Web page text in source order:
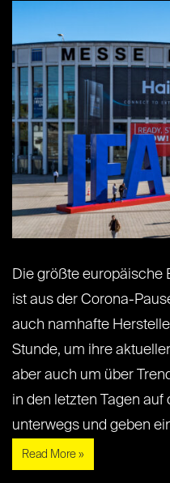
Die größte europäische
ist aus der Corona-
auch namhafte
Stunde, um ihre
aber auch um über
in den letzten Tagen
unterwegs und geben
Read More »